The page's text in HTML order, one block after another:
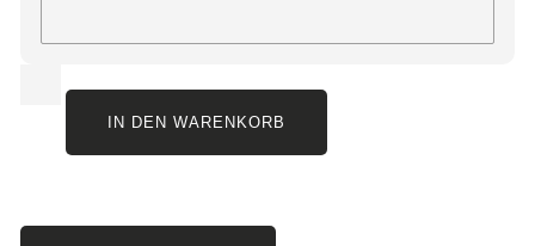
IN DEN WARENKORB